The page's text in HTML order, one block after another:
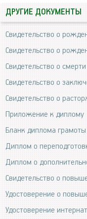
ДРУГИЕ ДОКУМЕНТЫ
Свидетельство о
Свидетельство о
Свидетельство о смерти
Свидетельство о
Свидетельство о
Приложение к диплому
Бланк диплома грамоты
Диплом о
Диплом о
Свидетельство о
Удостоверение о
Удостоверение